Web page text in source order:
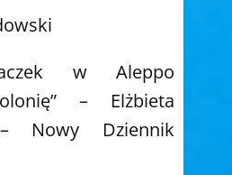
w Aleppo
– Elżbieta
– Nowy Dziennik